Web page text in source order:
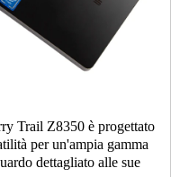
Trail Z8350 è progettato
per un'ampia gamma
dettagliato alle sue